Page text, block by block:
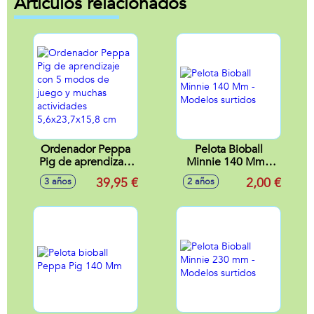
Ordenador Peppa
Pig de aprendizaje
con 5 modos de
juego y muchas
3 años 39,95 €
Pelota Bioball
Minnie 140 Mm -
Modelos surtidos
2 años 2,00 €